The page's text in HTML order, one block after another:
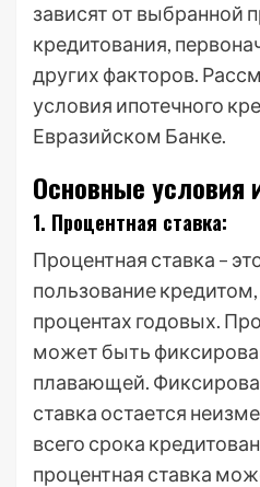
зависят от выбранной
кредитования,
других факторов.
условия ипотечного
Евразийском Банке.
Основные условия
1. Процентная ставка:
Процентная ставка –
пользование
процентах годовых.
может быть
плавающей.
ставка остается
всего срока
процентная ставка